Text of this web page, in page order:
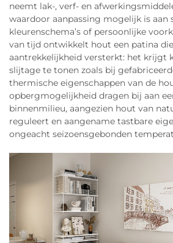
neemt lak-, verf- en
waardoor aanpassing mogelijk is aan
kleurenschema’s of persoonlijke
van tijd ontwikkelt hout een patina
aantrekkelijkheid versterkt: het krijgt
slijtage te tonen zoals bij
thermische eigenschappen van de
opbergmogelijkheid dragen bij aan
binnenmilieu, aangezien hout van
reguleert en aangename tastbare
ongeacht seizoensgebonden